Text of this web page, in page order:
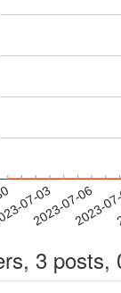
07-03
2023-07-06
2023-
3 posts,